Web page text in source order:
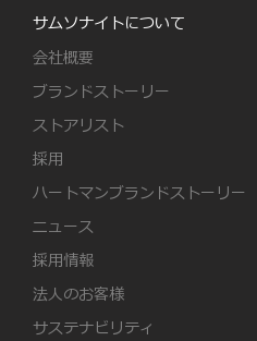
サムソナイトについて
会社概要
ブランドストーリー
ストアリスト
採用
ハートマンブランドストーリー
ニュース
採用情報
法人のお客様
サステナビリティ